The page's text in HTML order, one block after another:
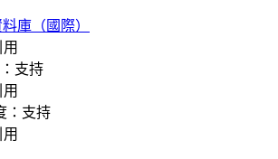
庫（國際）
支持
：支持